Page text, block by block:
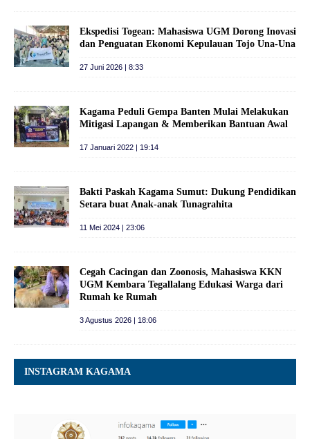
Ekspedisi Togean: Mahasiswa UGM Dorong Inovasi
dan Penguatan Ekonomi Kepulauan Tojo Una-Una
27 Juni 2026 | 8:33
Kagama Peduli Gempa Banten Mulai Melakukan
Mitigasi Lapangan & Memberikan Bantuan Awal
17 Januari 2022 | 19:14
Bakti Paskah Kagama Sumut: Dukung Pendidikan
Setara buat Anak-anak Tunagrahita
11 Mei 2024 | 23:06
Cegah Cacingan dan Zoonosis, Mahasiswa KKN
UGM Kembara Tegallalang Edukasi Warga dari
Rumah ke Rumah
3 Agustus 2026 | 18:06
INSTAGRAM KAGAMA